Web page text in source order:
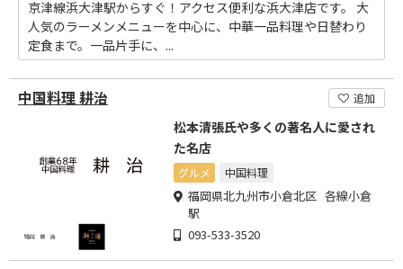
京津線浜大津駅からすぐ！アクセス便利な浜大津店です。 大
人気のラーメンメニューを中心に、中華一品料理や日替わり
定食まで。一品片手に、...
中国料理 耕治 追加
松本清張氏や多くの著名人に愛され
た名店
グルメ 中国料理
福岡県北九州市小倉北区 各線小倉
駅
093-533-3520